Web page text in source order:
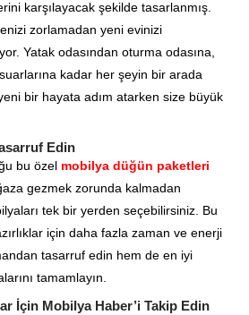
karşılayacak şekilde tasarlanmış.
zorlamadan yeni evinizi
Yatak odasından oturma odasına,
kadar her şeyin bir arada
bir hayata adım atarken size büyük
Edin
bu özel mobilya düğün paketleri
gezmek zorunda kalmadan
tek bir yerden seçebilirsiniz. Bu
için daha fazla zaman ve enerji
tasarruf edin hem de en iyi
tamamlayın.
İçin Mobilya Haber’i Takip Edin